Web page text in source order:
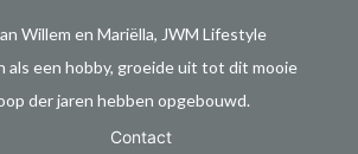
Willem en Mariëlla, JWM Lifestyle
als een hobby, groeide uit tot dit mooie
der jaren hebben opgebouwd.
Contact